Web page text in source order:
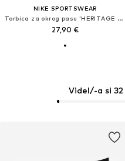
NIKE SPORTSWEAR
Torbica za okrog pasu 'HERITAGE 2.0'
27,90 €
Videl/-a si 32